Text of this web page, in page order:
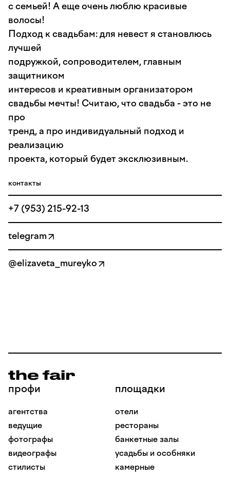
с семьей! А еще очень люблю красивые
волосы!
Подход к свадьбам: для невест я становлюсь
лучшей
подружкой, сопроводителем, главным
защитником
интересов и креативным организатором
свадьбы мечты! Считаю, что свадьба - это не
про
тренд, а про индивидуальный подход и
реализацию
проекта, который будет эксклюзивным.
контакты
+7 (953) 215-92-13
telegram
@elizaveta_mureyko
профи
агентства
ведущие
фотографы
видеографы
стилисты
площадки
отели
рестораны
банкетные залы
усадьбы и особняки
камерные